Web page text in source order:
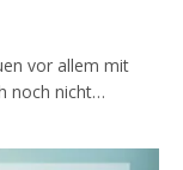
vor allem mit
noch nicht…